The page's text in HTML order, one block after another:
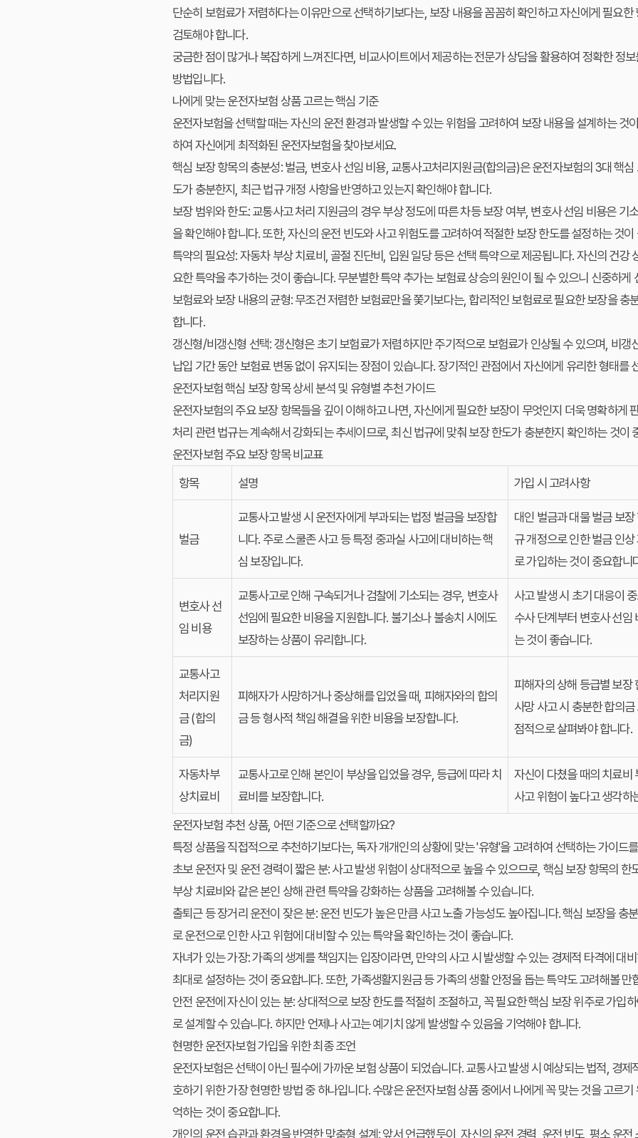
단순히 보험료가 저렴하다는 이유만으로 선택하기보다는, 보장 내용을 꼼꼼히 확인하고 자신에게 필요
검토해야 합니다.
궁금한 점이 많거나 복잡하게 느껴진다면, 비교사이트에서 제공하는 전문가 상담을 활용하여 정확한 정
방법입니다.
나에게 맞는 운전자보험 상품 고르는 핵심 기준
운전자보험을 선택할 때는 자신의 운전 환경과 발생할 수 있는 위험을 고려하여 보장 내용을 설계하는 것
하여 자신에게 최적화된 운전자보험을 찾아보세요.
핵심 보장 항목의 충분성:벌금, 변호사 선임 비용, 교통사고처리지원금(합의금)은 운전자보험의 3대 핵심
도가 충분한지, 최근 법규 개정 사항을 반영하고 있는지 확인해야 합니다.
보장 범위와 한도:교통사고 처리 지원금의 경우 부상 정도에 따른 차등 보장 여부, 변호사 선임 비용은 기
을 확인해야 합니다. 또한, 자신의 운전 빈도와 사고 위험도를 고려하여 적절한 보장 한도를 설정하는 것이
특약의 필요성:자동차 부상 치료비, 골절 진단비, 입원 일당 등은 선택 특약으로 제공됩니다. 자신의 건강
요한 특약을 추가하는 것이 좋습니다. 무분별한 특약 추가는 보험료 상승의 원인이 될 수 있으니 신중하게
보험료와 보장 내용의 균형:무조건 저렴한 보험료만을 쫓기보다는, 합리적인 보험료로 필요한 보장을 충
합니다.
갱신형/비갱신형 선택:갱신형은 초기 보험료가 저렴하지만 주기적으로 보험료가 인상될 수 있으며, 비갱
납입 기간 동안 보험료 변동 없이 유지되는 장점이 있습니다. 장기적인 관점에서 자신에게 유리한 형태를
운전자보험 핵심 보장 항목 상세 분석 및 유형별 추천 가이드
운전자보험의 주요 보장 항목들을 깊이 이해하고 나면, 자신에게 필요한 보장이 무엇인지 더욱 명확하게
처리 관련 법규는 계속해서 강화되는 추세이므로, 최신 법규에 맞춰 보장 한도가 충분한지 확인하는 것이
운전자보험 주요 보장 항목 비교표
항목
설명 가입 시 고려사항
벌금
교통사고 발생 시 운전자에게 부과되는 법정 벌금을 보장합
니다. 주로 스쿨존 사고 등 특정 중과실 사고에 대비하는 핵
심 보장입니다.
대인 벌금과 대물 벌금 보
규 개정으로 인한 벌금 인
로 가입하는 것이 중요합니
변호사 선
임 비용
교통사고로 인해 구속되거나 검찰에 기소되는 경우, 변호사
선임에 필요한 비용을 지원합니다. 불기소나 불송치 시에도
보장하는 상품이 유리합니다.
사고 발생 시 초기 대응이
수사 단계부터 변호사 선임
는 것이 좋습니다.
교통사고
처리지원
금 (합의
금)
피해자가 사망하거나 중상해를 입었을 때, 피해자와의 합의
금 등 형사적 책임 해결을 위한 비용을 보장합니다.
피해자의 상해 등급별 보장
사망 사고 시 충분한 합의
점적으로 살펴봐야 합니다.
자동차부
상치료비
교통사고로 인해 본인이 부상을 입었을 경우, 등급에 따라 치
료비를 보장합니다.
자신이 다쳤을 때의 치료비
사고 위험이 높다고 생각하
운전자보험 추천 상품, 어떤 기준으로 선택할까요?
특정 상품을 직접적으로 추천하기보다는, 독자 개개인의 상황에 맞는 '유형'을 고려하여 선택하는 가이드
초보 운전자 및 운전 경력이 짧은 분:사고 발생 위험이 상대적으로 높을 수 있으므로, 핵심 보장 항목의 한
부상 치료비와 같은 본인 상해 관련 특약을 강화하는 상품을 고려해볼 수 있습니다.
출퇴근 등 장거리 운전이 잦은 분:운전 빈도가 높은 만큼 사고 노출 가능성도 높아집니다. 핵심 보장을 충
로 운전으로 인한 사고 위험에 대비할 수 있는 특약을 확인하는 것이 좋습니다.
자녀가 있는 가장:가족의 생계를 책임지는 입장이라면, 만약의 사고 시 발생할 수 있는 경제적 타격에 대
최대로 설정하는 것이 중요합니다. 또한, 가족생활지원금 등 가족의 생활 안정을 돕는 특약도 고려해볼 만
안전 운전에 자신이 있는 분:상대적으로 보장 한도를 적절히 조절하고, 꼭 필요한 핵심 보장 위주로 가입
로 설계할 수 있습니다. 하지만 언제나 사고는 예기치 않게 발생할 수 있음을 기억해야 합니다.
현명한 운전자보험 가입을 위한 최종 조언
운전자보험은 선택이 아닌 필수에 가까운 보험 상품이 되었습니다. 교통사고 발생 시 예상되는 법적, 경
호하기 위한 가장 현명한 방법 중 하나입니다. 수많은 운전자보험 상품 중에서 나에게 꼭 맞는 것을 고르
억하는 것이 중요합니다.
개인의 운전 습관과 환경을 반영한 맞춤형 설계:앞서 언급했듯이, 자신의 운전 경력, 운전 빈도, 평소 운전